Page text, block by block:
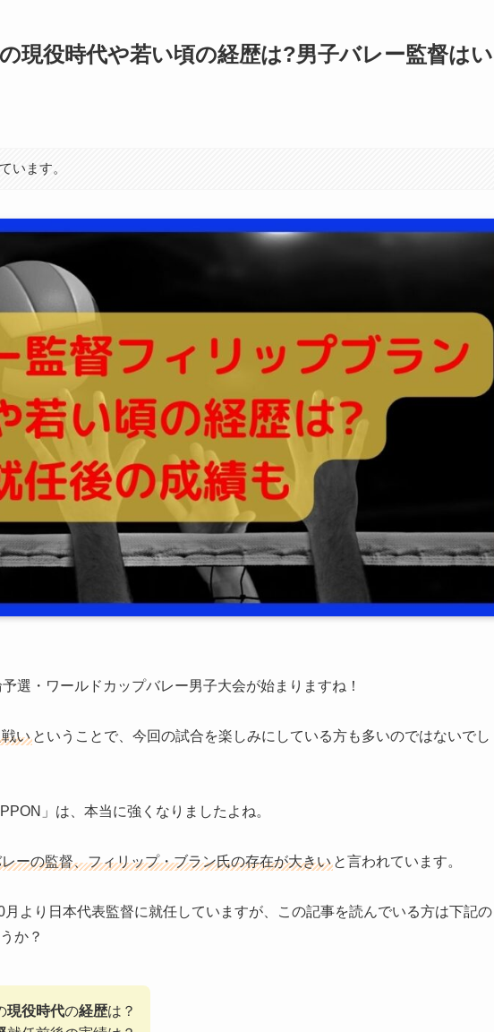
現役時代や若い頃の経歴は?男子バレー監督はい
います。
選・ワールドカップバレー男子大会が始まりますね！
い ということで、今回の試合を楽しみにしている方も多いのではないでし
」は、本当に強くなりましたよね。
ーの監督、フィリップ・ブラン氏の存在が大きい と言われています。
より日本代表監督に就任していますが、この記事を読んでいる方は下記の
か？
現役時代の経歴は？